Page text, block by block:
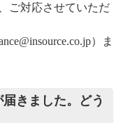
ご対応させていただ
）ま
きました。どう